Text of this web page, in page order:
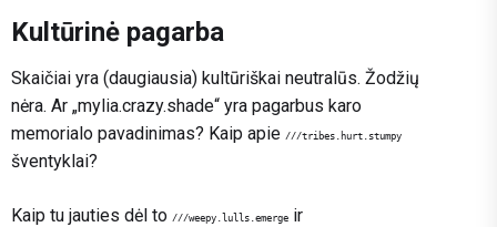
Kultūrinė pagarba
Skaičiai yra (daugiausia) kultūriškai neutralūs. Žodžių
nėra. Ar „mylia.crazy.shade“ yra pagarbus karo
memorialo pavadinimas? Kaip apie ///tribes.hurt.stumpy
šventyklai?
Kaip tu jauties dėl to ///weepy.lulls.emerge ir